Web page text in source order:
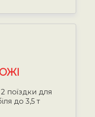
поїздки для
до 3,5 т